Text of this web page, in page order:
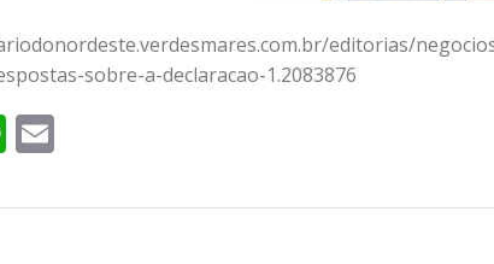
editorias/
sobre-a-declaracao-1.2083876
WhatsApp